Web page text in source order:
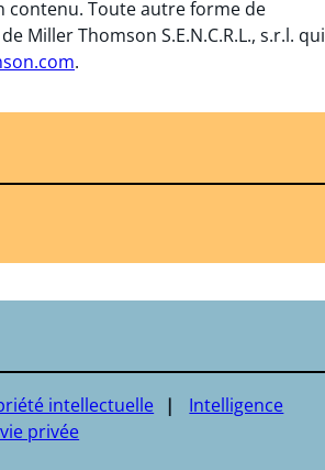
contenu. Toute autre forme de
Thomson S.E.N.C.R.L., s.r.l. qui
.
intellectuelle
Intelligence
privée